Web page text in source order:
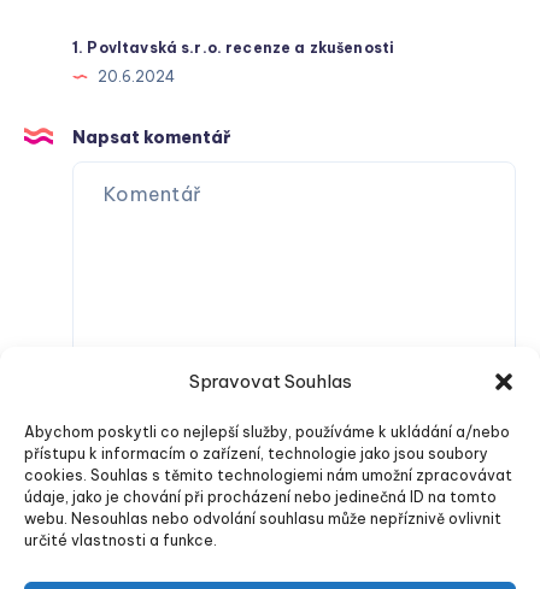
Spravovat Souhlas
Abychom poskytli co nejlepší služby, používáme k ukládání a/nebo
přístupu k informacím o zařízení, technologie jako jsou soubory
cookies. Souhlas s těmito technologiemi nám umožní zpracovávat
údaje, jako je chování při procházení nebo jedinečná ID na tomto
webu. Nesouhlas nebo odvolání souhlasu může nepříznivě ovlivnit
určité vlastnosti a funkce.
1. Povltavská s.r.o. recenze a zkušenosti
20.6.2024
Napsat komentář